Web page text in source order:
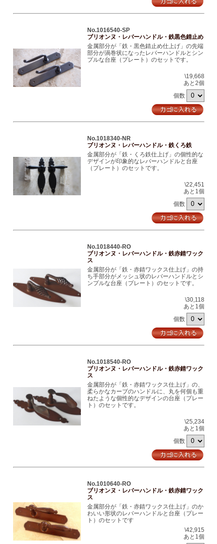
No.1016540-SP
ブリオンヌ・レバーハンドル・鉄黒色錆止め
金属部分が「鉄・黒色錆止め仕上げ」の先端
部分が渦巻状になったレバーハンドルとシン
プルな台座（プレート）のセットです。
\19,668
あと2個
個数
No.1018340-NR
ブリオンヌ・レバーハンドル・鉄くろ鉄
金属部分が「鉄・くろ鉄仕上げ」の個性的な
デザインが印象的なレバーハンドルと台座
（プレート）のセットです。
\22,451
あと1個
個数
No.1018440-RO
ブリオンヌ・レバーハンドル・鉄赤錆ワック
ス
金属部分が「鉄・赤錆ワックス仕上げ」の持
ち手部分がメッシュ状のレバーハンドルとシ
ンプルな台座（プレート）のセットです。
\30,118
あと1個
個数
No.1018540-RO
ブリオンヌ・レバーハンドル・鉄赤錆ワック
ス
金属部分が「鉄・赤錆ワックス仕上げ」の、
柔らかなカーブのハンドルに、丸を何個も重
ねたような個性的なデザインの台座（プレー
ト）のセットです。
\25,234
あと1個
個数
No.1010640-RO
ブリオンヌ・レバーハンドル・鉄赤錆ワック
ス
金属部分が「鉄・赤錆ワックス仕上げ」のか
わいい形状のレバーハンドルと台座（プレー
ト）のセットです
\42,915
あと1個